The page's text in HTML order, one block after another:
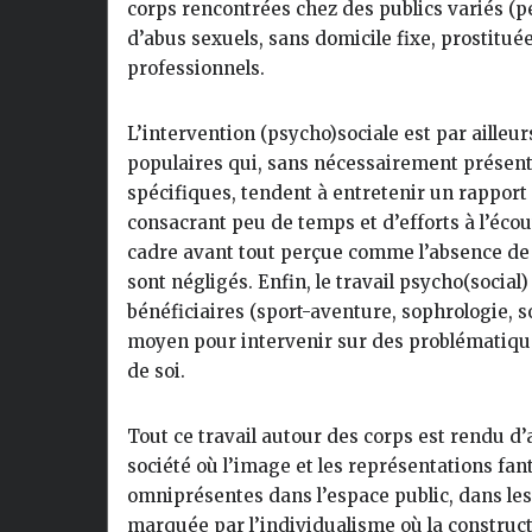
corps rencontrées chez des publics variés
d’abus sexuels, sans domicile fixe,
professionnels.
L’intervention (psycho)sociale est par
populaires qui, sans nécessairement
spécifiques, tendent à entretenir un
consacrant peu de temps et d’efforts à
cadre avant tout perçue comme l’absence
sont négligés. Enfin, le travail
bénéficiaires (sport-aventure, sophrologie,
moyen pour intervenir sur des
de soi.
Tout ce travail autour des corps est rendu
société où l’image et les représentations
omniprésentes dans l’espace public, dans
marquée par l’individualisme où la